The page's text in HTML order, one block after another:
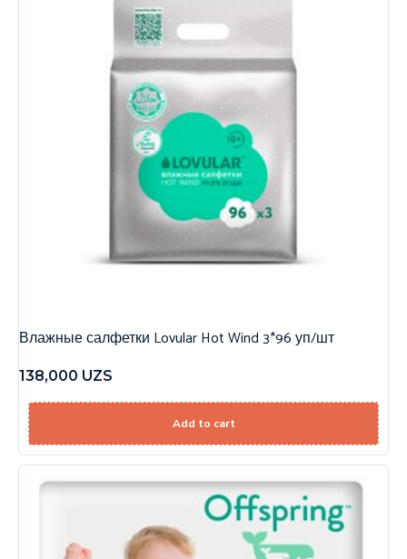
Влажные салфетки Lovular Hot Wind 3*96 уп/шт
138,000 UZS
Add to cart